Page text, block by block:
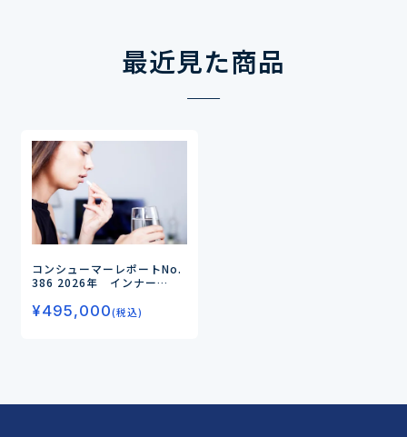
最近見た商品
コンシューマーレポートNo.
386 2026年 インナー
（第4弾）ー手軽化する摂取
行動と若年化する健康意識ー
¥495,000(税込)